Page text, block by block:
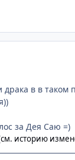
драка в в
за Дея Саю =)
историю